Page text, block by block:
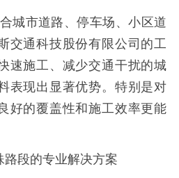
市道路、停车场、小区道
交通科技股份有限公司的工
速施工、减少交通干扰的城
表现出显著优势。特别是对
好的覆盖性和施工效率更能
段的专业解决方案